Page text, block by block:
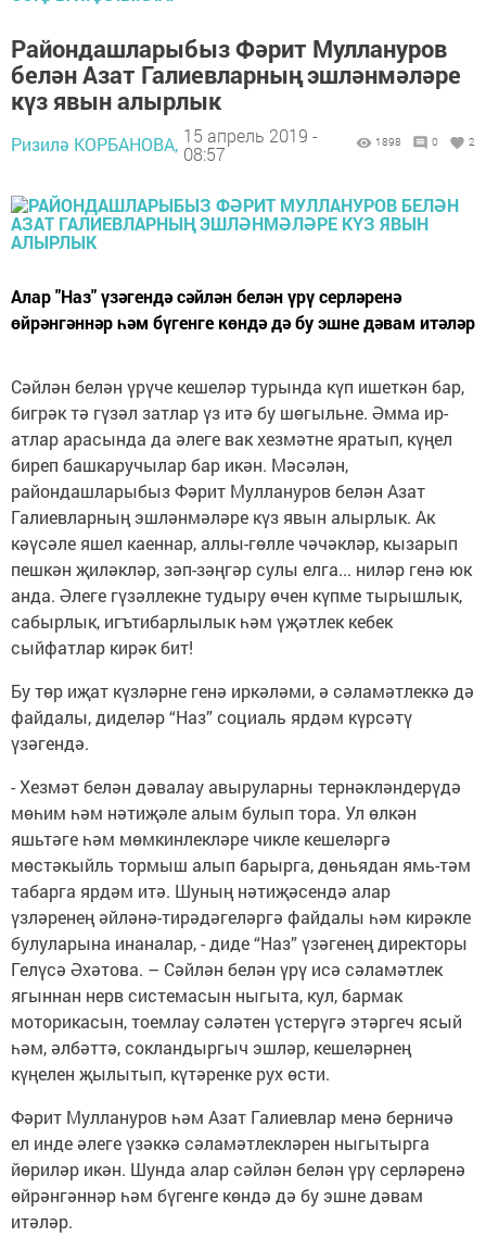
Райондашларыбыз Фәрит Муллануров
белән Азат Галиевларның эшләнмәләре
күз явын алырлык
Ризилә КОРБАНОВА, 15 апрель 2019 -
08:57
1898 0 2
Алар "Наз" үзәгендә сәйлән белән үрү серләренә
өйрәнгәннәр һәм бүгенге көндә дә бу эшне дәвам итәләр
Сәйлән белән үрүче кешеләр турында күп ишеткән бар,
бигрәк тә гүзәл затлар үз итә бу шөгыльне. Әмма ир-
атлар арасында да әлеге вак хезмәтне яратып, күңел
биреп башкаручылар бар икән. Мәсәлән,
райондашларыбыз Фәрит Муллануров белән Азат
Галиевларның эшләнмәләре күз явын алырлык. Ак
кәүсәле яшел каеннар, аллы-гөлле чәчәкләр, кызарып
пешкән җиләкләр, зәп-зәңгәр сулы елга... ниләр генә юк
анда. Әлеге гүзәллекне тудыру өчен күпме тырышлык,
сабырлык, игътибарлылык һәм үҗәтлек кебек
сыйфатлар кирәк бит!
Бу төр иҗат күзләрне генә иркәләми, ә сәламәтлеккә дә
файдалы, диделәр “Наз” социаль ярдәм күрсәтү
үзәгендә.
- Хезмәт белән дәвалау авыруларны тернәкләндерүдә
мөһим һәм нәтиҗәле алым булып тора. Ул өлкән
яшьтәге һәм мөмкинлекләре чикле кешеләргә
мөстәкыйль тормыш алып барырга, дөньядан ямь-тәм
табарга ярдәм итә. Шуның нәтиҗәсендә алар
үзләренең әйләнә-тирәдәгеләргә файдалы һәм кирәкле
булуларына инаналар, - диде “Наз” үзәгенең директоры
Гелүсә Әхәтова. – Сәйлән белән үрү исә сәламәтлек
ягыннан нерв системасын ныгыта, кул, бармак
моторикасын, тоемлау сәләтен үстерүгә этәргеч ясый
һәм, әлбәттә, сокландыргыч эшләр, кешеләрнең
күңелен җылытып, күтәренке рух өсти.
Фәрит Муллануров һәм Азат Галиевлар менә берничә
ел инде әлеге үзәккә сәламәтлекләрен ныгытырга
йөриләр икән. Шунда алар сәйлән белән үрү серләренә
өйрәнгәннәр һәм бүгенге көндә дә бу эшне дәвам
итәләр.